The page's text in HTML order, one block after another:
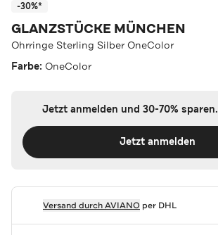
-30%*
GLANZSTÜCKE MÜNCHEN
Ohrringe Sterling Silber OneColor
Farbe: OneColor
Jetzt anmelden und 30-70% sparen.
Jetzt anmelden
Versand durchAVIANOper DHL